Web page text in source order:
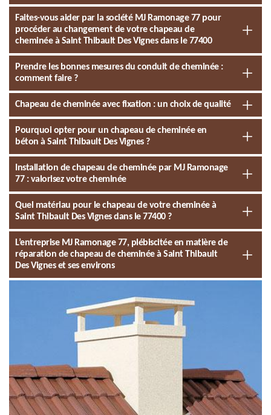
Faites-vous aider par la société MJ Ramonage 77 pour
procéder au changement de votre chapeau de
cheminée à Saint Thibault Des Vignes dans le 77400
Prendre les bonnes mesures du conduit de cheminée :
comment faire ?
Chapeau de cheminée avec fixation : un choix de qualité
Pourquoi opter pour un chapeau de cheminée en
béton à Saint Thibault Des Vignes ?
Installation de chapeau de cheminée par MJ Ramonage
77 : valorisez votre cheminée
Quel matériau pour le chapeau de votre cheminée à
Saint Thibault Des Vignes dans le 77400 ?
L’entreprise MJ Ramonage 77, plébiscitée en matière de
réparation de chapeau de cheminée à Saint Thibault
Des Vignes et ses environs